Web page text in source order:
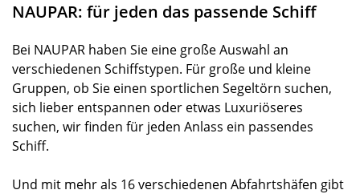
NAUPAR: für jeden das passende Schiff
Bei NAUPAR haben Sie eine große Auswahl an
verschiedenen Schiffstypen. Für große und kleine
Gruppen, ob Sie einen sportlichen Segeltörn suchen,
sich lieber entspannen oder etwas Luxuriöseres
suchen, wir finden für jeden Anlass ein passendes
Schiff.
Und mit mehr als 16 verschiedenen Abfahrtshäfen gibt